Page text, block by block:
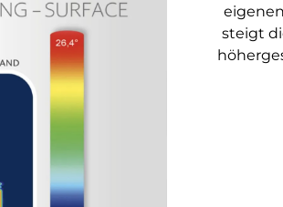
steigt